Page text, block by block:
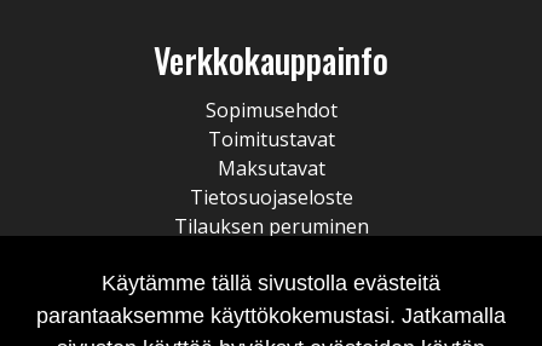
Verkkokauppainfo
Sopimusehdot
Toimitustavat
Maksutavat
Tietosuojaseloste
Tilauksen peruminen
Käytämme tällä sivustolla evästeitä
parantaaksemme käyttökokemustasi. Jatkamalla